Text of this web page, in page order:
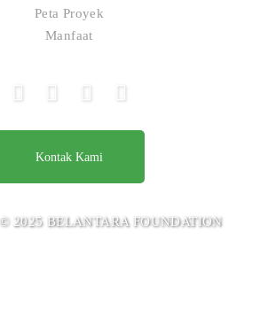
Peta Proyek
Manfaat
Kontak Kami
2025 BELANTARA FOUNDATION